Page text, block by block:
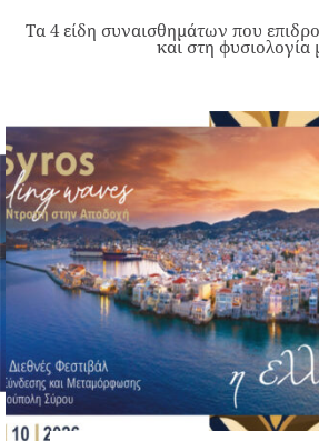
Τα 4 είδη συναισθημάτων που
και στη φυσιολογία